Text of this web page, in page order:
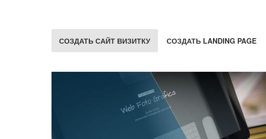
СОЗДАТЬ САЙТ ВИЗИТКУ СОЗДАТЬ LANDING PAGE